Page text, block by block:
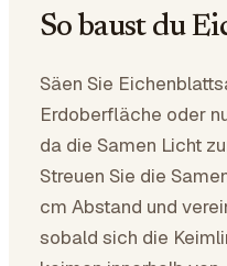
So baust du
Säen Sie
Erdoberfläche oder
da die Samen Licht
Streuen Sie die
cm Abstand und
sobald sich die